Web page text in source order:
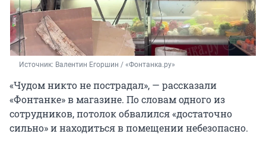
Источник: Валентин Егоршин / «Фонтанка.ру»
«Чудом никто не пострадал», — рассказали
«Фонтанке» в магазине. По словам одного из
сотрудников, потолок обвалился «достаточно
сильно» и находиться в помещении небезопасно.